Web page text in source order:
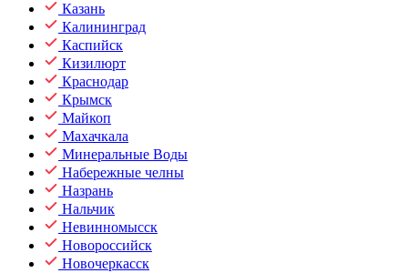
Казань
Калининград
Каспийск
Кизилюрт
Краснодар
Крымск
Майкоп
Махачкала
Минеральные Воды
Набережные челны
Назрань
Нальчик
Невинномысск
Новороссийск
Новочеркасск